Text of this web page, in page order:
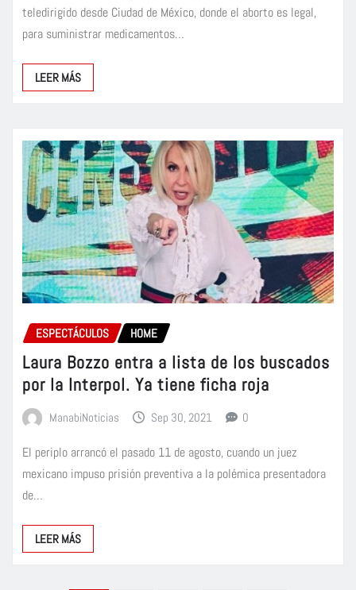
teledirigido desde Ciudad de México, donde el aborto es legal,
para suministrar medicamentos…
LEER MÁS
ESPECTÁCULOS HOME
Laura Bozzo entra a lista de los buscados
por la Interpol. Ya tiene ficha roja
ManabiNoticias Sep 30, 2021 0
El periplo arrancó el pasado 11 de agosto, cuando un juez
mexicano impuso prisión preventiva a la polémica presentadora
de…
LEER MÁS